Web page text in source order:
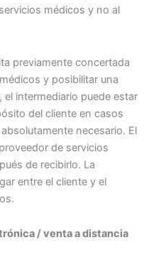
médicos y no al
previamente concertada
y posibilitar una
intermediario puede estar
del cliente en casos
necesario. El
de servicios
de recibirlo. La
entre el cliente y el
/ venta a distancia